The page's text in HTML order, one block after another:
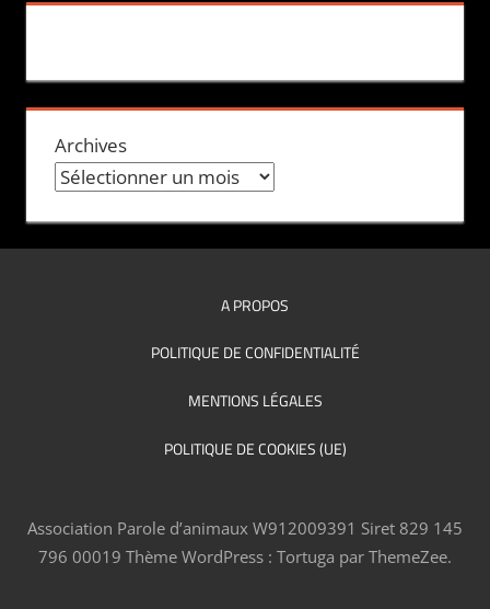
Archives
A PROPOS
POLITIQUE DE CONFIDENTIALITÉ
MENTIONS LÉGALES
POLITIQUE DE COOKIES (UE)
Association Parole d’animaux W912009391 Siret 829 145
796 00019 Thème WordPress : Tortuga par ThemeZee.